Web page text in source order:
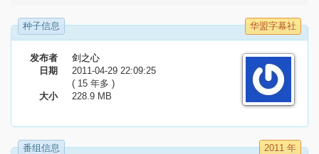
种子信息 华盟字幕社
发布者
剑之心
日期
2011-04-29 22:09:25
( 15 年多 )
大小
228.9 MB
番组信息 2011 年